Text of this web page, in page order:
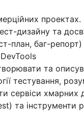
проектах.
дизайну та
план, баг-репорт)
та
тестування,
сервіси хмарних
та інструменти